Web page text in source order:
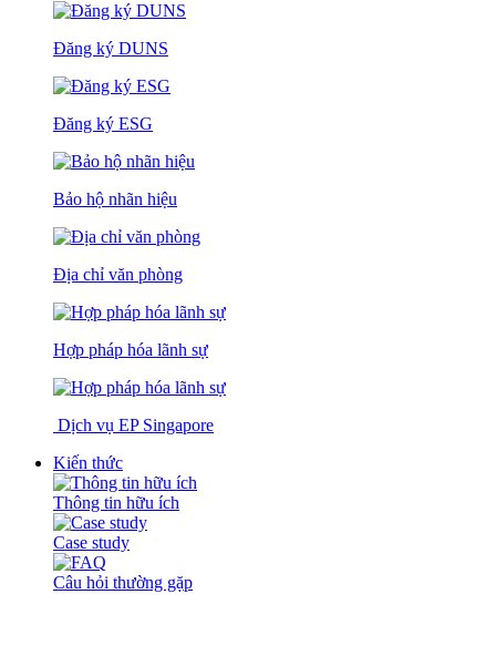
Đăng ký DUNS
Đăng ký ESG
Bảo hộ nhãn hiệu
Địa chỉ văn phòng
Hợp pháp hóa lãnh sự
Dịch vụ EP Singapore
Kiến thức
Thông tin hữu ích
Case study
Câu hỏi thường gặp